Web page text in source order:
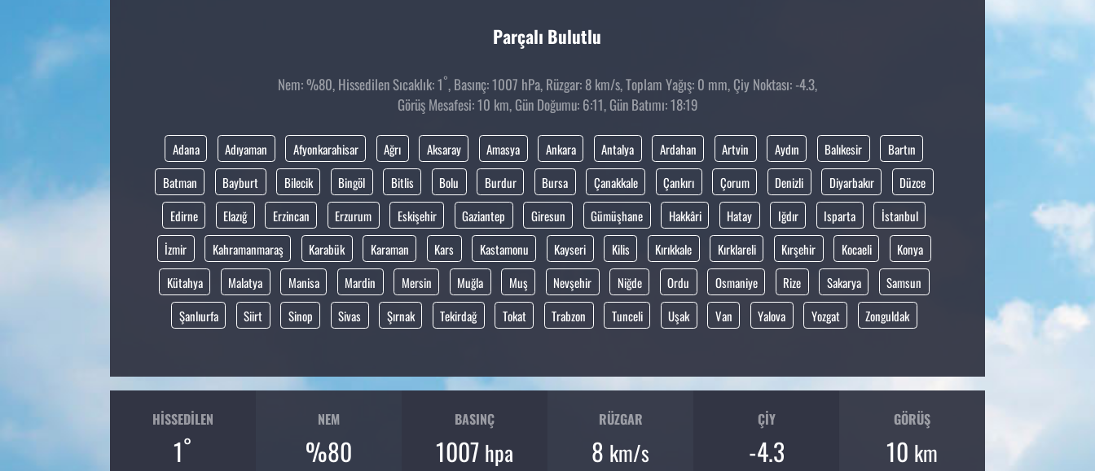
Parçalı Bulutlu
Nem: %80, Hissedilen Sıcaklık: 1°, Basınç: 1007 hPa, Rüzgar: 8 km/s, Toplam Yağış: 0 mm, Çiy Noktası: -4.3,
Görüş Mesafesi: 10 km, Gün Doğumu: 6:11, Gün Batımı: 18:19
Adana Adıyaman Afyonkarahisar Ağrı Aksaray Amasya Ankara Antalya Ardahan Artvin Aydın Balıkesir
Bartın
Batman
Bayburt Bilecik Bingöl Bitlis Bolu Burdur Bursa Çanakkale Çankırı Çorum Denizli Diyarbakır
Düzce
Edirne
Elazığ Erzincan Erzurum Eskişehir Gaziantep Giresun Gümüşhane Hakkâri Hatay Iğdır Isparta
İstanbul
İzmir
Kahramanmaraş Karabük Karaman Kars Kastamonu Kayseri Kilis Kırıkkale Kırklareli Kırşehir Kocaeli
Konya
Kütahya
Malatya Manisa Mardin Mersin Muğla Muş Nevşehir Niğde Ordu Osmaniye Rize Sakarya
Samsun
Şanlıurfa
Siirt Sinop Sivas Şırnak Tekirdağ Tokat Trabzon Tunceli Uşak Van Yalova Yozgat Zonguldak
HISSEDILEN
1°
NEM
%80
BASINÇ
1007 hpa
RÜZGAR
8 km/s
ÇIY
-4.3
GÖRÜŞ
10 km